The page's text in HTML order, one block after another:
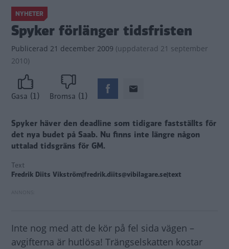
NYHETER
Spyker förlänger tidsfristen
Publicerad 21 december 2009 (uppdaterad 21 september
2010)
Gasa (1) Bromsa (1)
Spyker häver den deadline som tidigare fastställts för
det nya budet på Saab. Nu finns inte längre någon
uttalad tidsgräns för GM.
Text
Fredrik Diits Vikström|fredrik.diits@vibilagare.se|text
Inte nog med att de kör på fel sida vägen –
avgifterna är hutlösa! Trängselskatten kostar